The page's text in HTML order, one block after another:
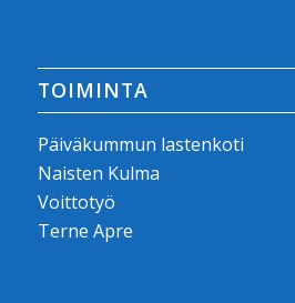
TOIMINTA
Päiväkummun lastenkoti
Naisten Kulma
Voittotyö
Terne Apre